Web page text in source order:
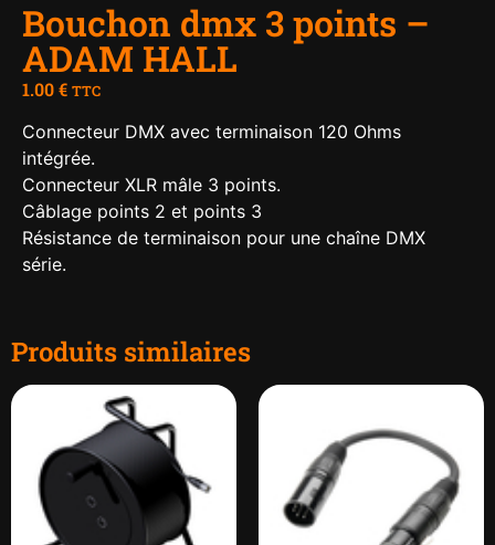
Bouchon dmx 3 points –
ADAM HALL
1.00€ TTC
Connecteur DMX avec terminaison 120 Ohms
intégrée.
Connecteur XLR mâle 3 points.
Câblage points 2 et points 3
Résistance de terminaison pour une chaîne DMX
série.
Produits similaires